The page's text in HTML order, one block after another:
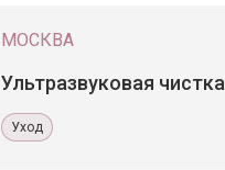
МОСКВА
Ультразвуковая чистка
Уход